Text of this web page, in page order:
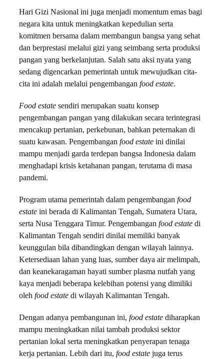
Hari Gizi Nasional ini juga menjadi momentum emas bagi
negara kita untuk meningkatkan kepedulian serta
komitmen bersama dalam membangun bangsa yang sehat
dan berprestasi melalui gizi yang seimbang serta produksi
pangan yang berkelanjutan. Salah satu aksi nyata yang
sedang digencarkan pemerintah untuk mewujudkan cita-
cita ini adalah melalui pengembangan food estate.
Food estate sendiri merupakan suatu konsep
pengembangan pangan yang dilakukan secara terintegrasi
mencakup pertanian, perkebunan, bahkan peternakan di
suatu kawasan. Pengembangan food estate ini dinilai
mampu menjadi garda terdepan bangsa Indonesia dalam
menghadapi krisis ketahanan pangan, terutama di masa
pandemi.
Program utama pemerintah dalam pengembangan food
estate ini berada di Kalimantan Tengah, Sumatera Utara,
serta Nusa Tenggara Timur. Pengembangan food estate di
Kalimantan Tengah sendiri dinilai memiliki banyak
keunggulan bila dibandingkan dengan wilayah lainnya.
Ketersediaan lahan yang luas, sumber daya air melimpah,
dan keanekaragaman hayati sumber plasma nutfah yang
kaya menjadi beberapa kelebihan potensi yang dimiliki
oleh food estate di wilayah Kalimantan Tengah.
Dengan adanya pembangunan ini, food estate diharapkan
mampu meningkatkan nilai tambah produksi sektor
pertanian lokal serta meningkatkan penyerapan tenaga
kerja pertanian. Lebih dari itu, food estate juga terus